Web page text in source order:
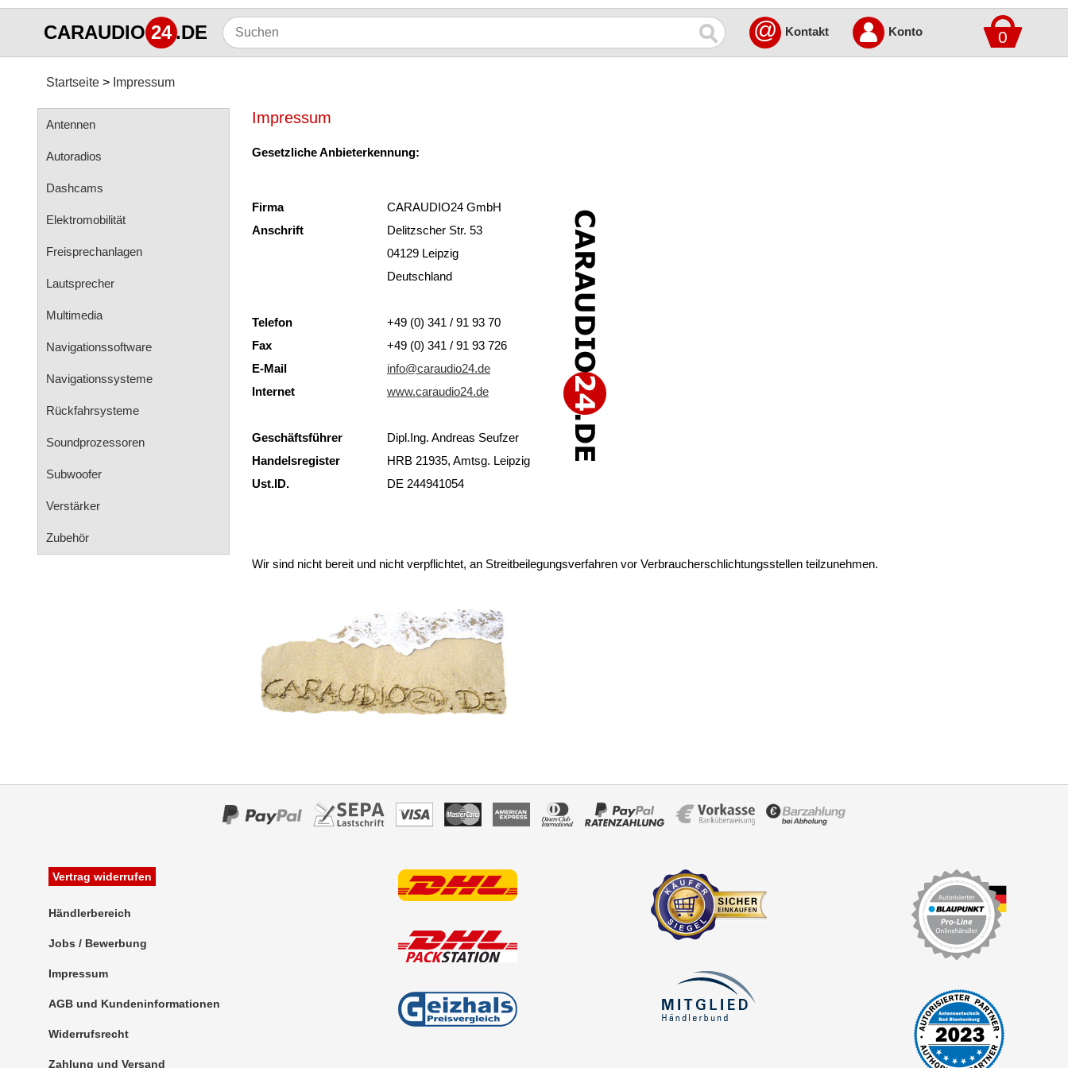
CARAUDIO 24.DE 0
@ Kontakt Konto
Startseite Impressum
Antennen
Autoradios
Dashcams
Elektromobilität
Freisprechanlagen
Lautsprecher
Multimedia
Navigationssoftware
Navigationssysteme
Rückfahrsysteme
Soundprozessoren
Subwoofer
Verstärker
Zubehör
Impressum
Gesetzliche Anbieterkennung:
Firma
CARAUDIO24 GmbH
Anschrift
Delitzscher Str. 53
04129 Leipzig
Deutschland
Telefon
+49 (0) 341 / 91 93 70
Fax
+49 (0) 341 / 91 93 726
E-Mail
info@caraudio24.de
Internet
www.caraudio24.de
Geschäftsführer
Dipl.Ing. Andreas Seufzer
Handelsregister
HRB 21935, Amtsg. Leipzig
Ust.ID.
DE 244941054
Wir sind nicht bereit und nicht verpflichtet, an Streitbeilegungsverfahren vor Verbraucherschlichtungsstellen teilzunehmen.
Vertrag widerrufen
Händlerbereich
Jobs / Bewerbung
Impressum
AGB und Kundeninformationen
Widerrufsrecht
Zahlung und Versand